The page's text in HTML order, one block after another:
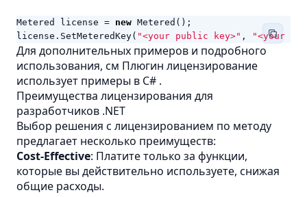
Metered license = new Metered ();
license . SetMeteredKey( "<your public key>" , "<your
Для дополнительных примеров и подробного
использования, см Плюгин лицензирование
использует примеры в C# .
Преимущества лицензирования для
разработчиков .NET
Выбор решения с лицензированием по методу
предлагает несколько преимуществ:
Cost-Effective: Платите только за функции,
которые вы действительно используете, снижая
общие расходы.